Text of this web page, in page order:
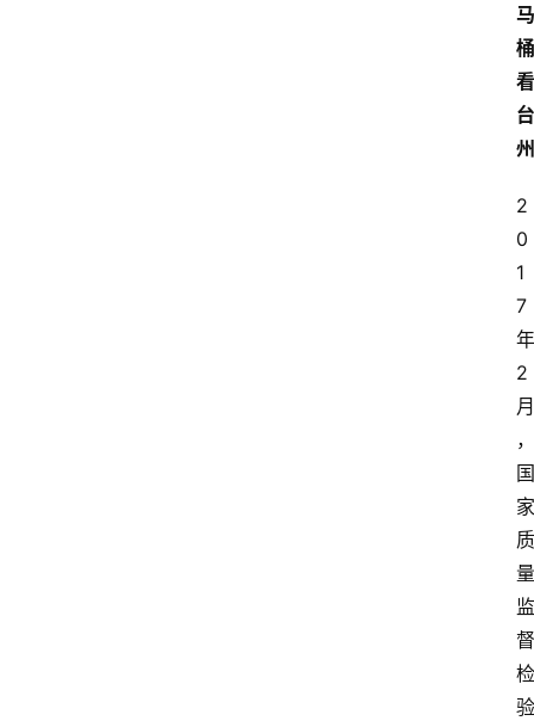
马
桶
看
台
州
2
0
1
7
年
2
月
，
国
家
质
量
监
督
检
验